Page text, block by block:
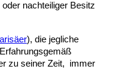
nachteiliger Besitz
), die jegliche
zu seiner Zeit, immer